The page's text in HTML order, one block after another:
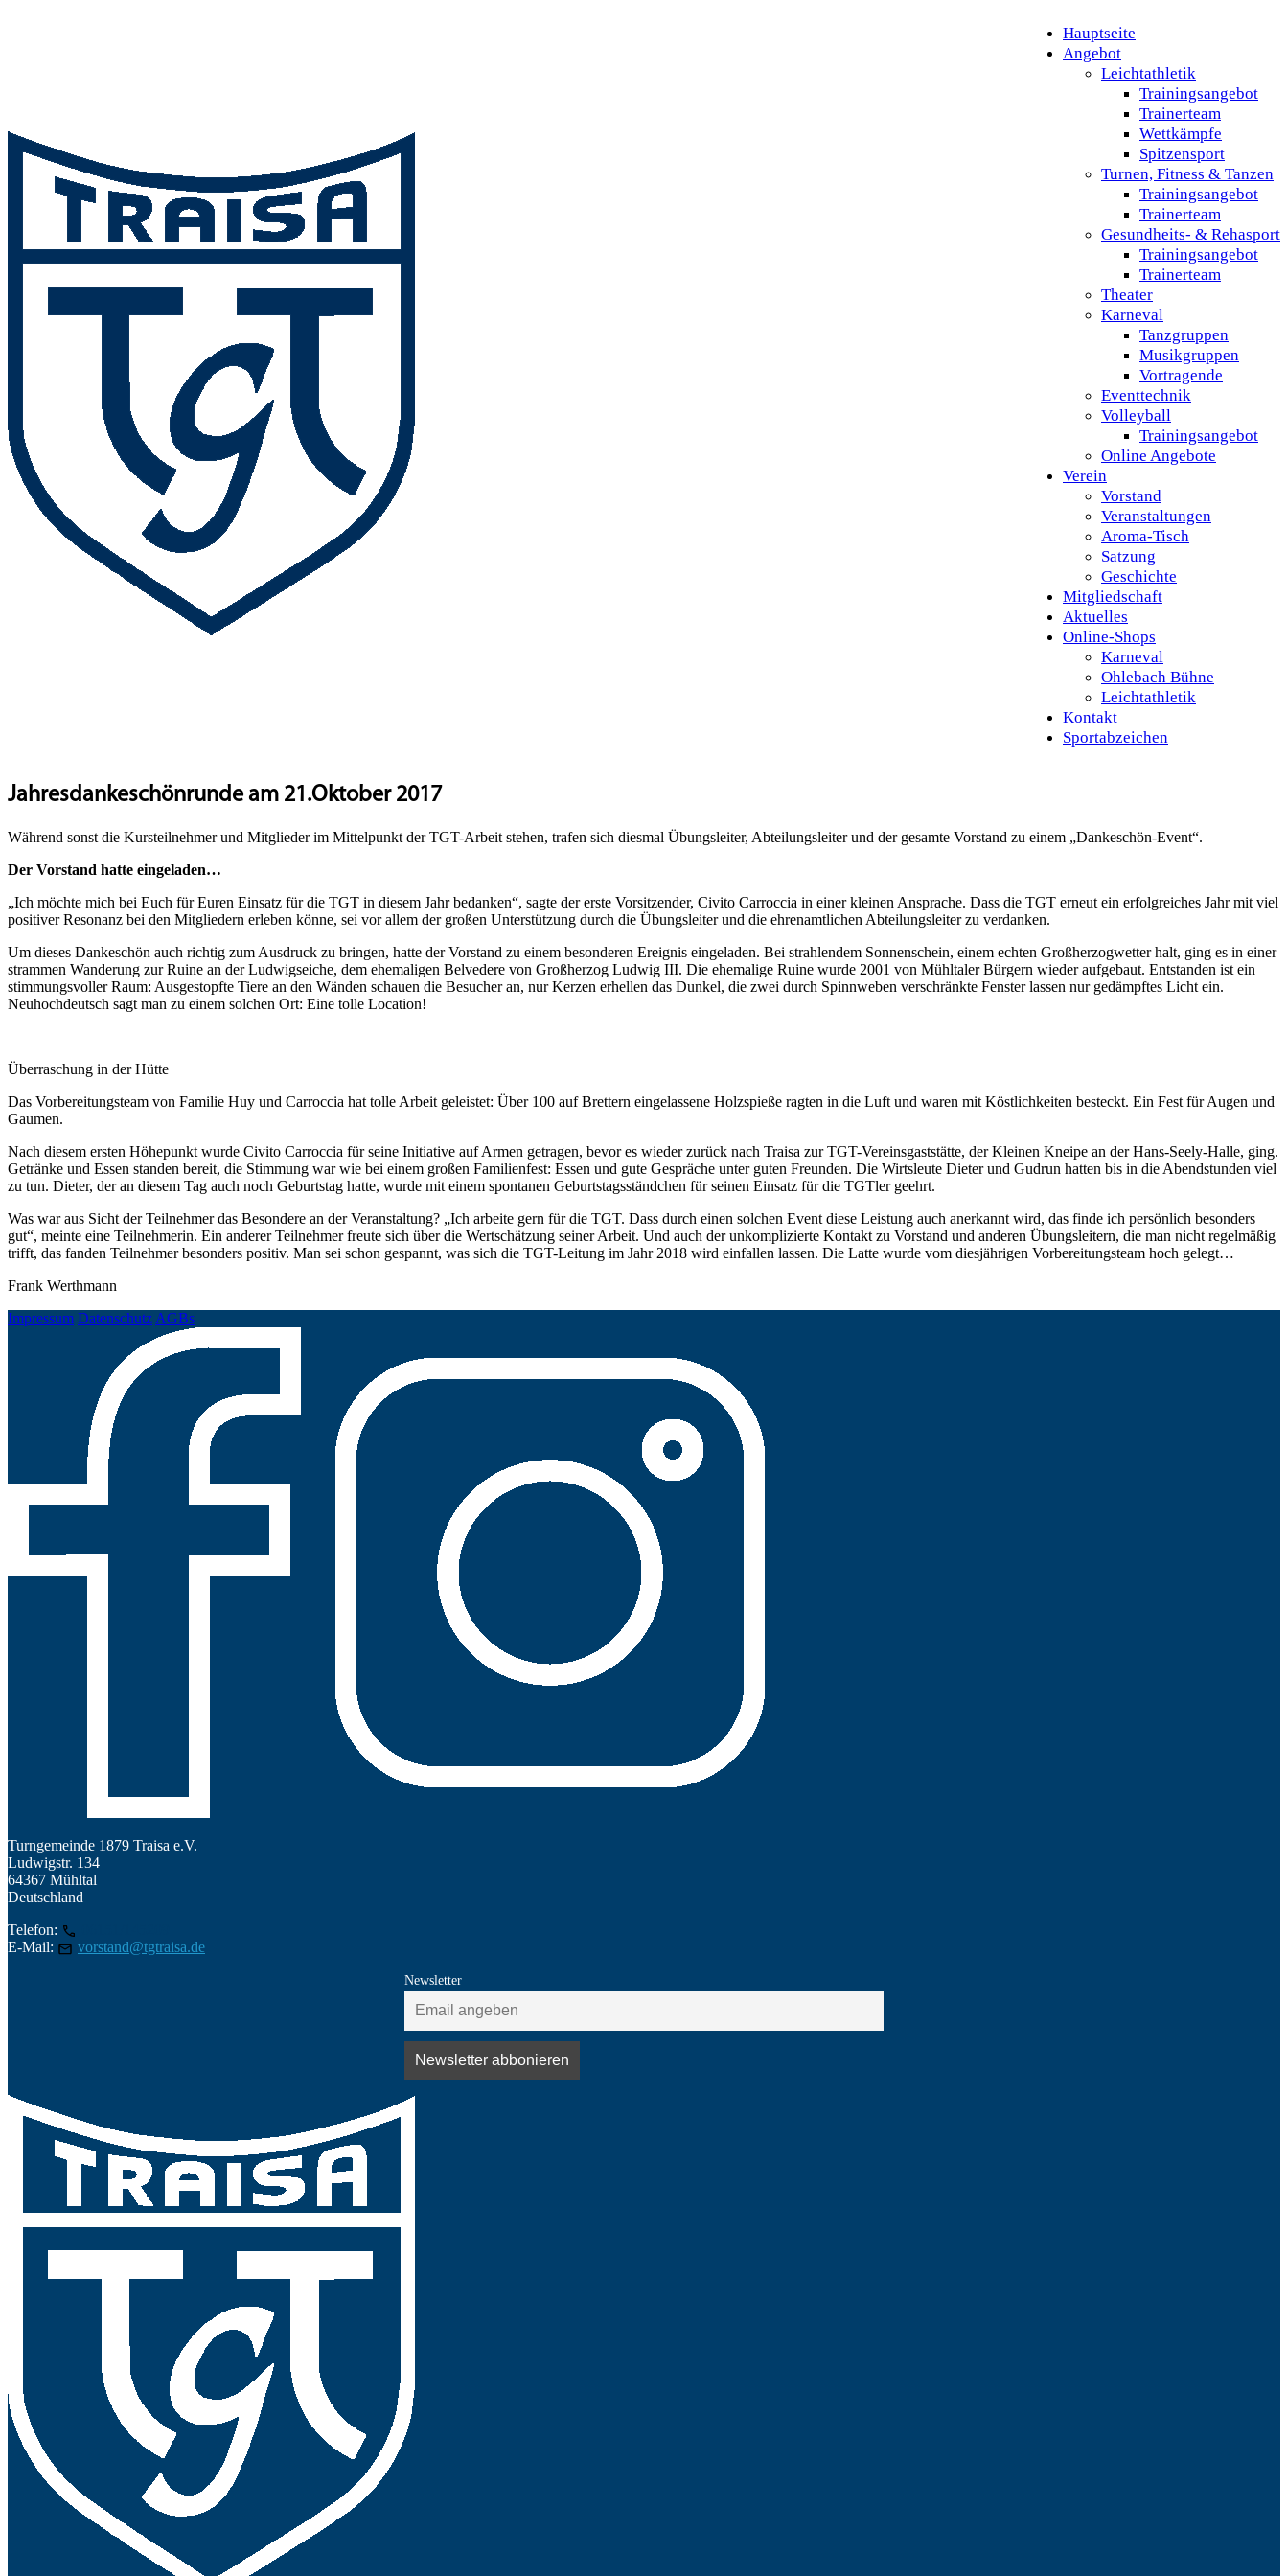
Hauptseite
Angebot
Leichtathletik
Trainingsangebot
Trainerteam
Wettkämpfe
Spitzensport
Turnen, Fitness & Tanzen
Trainingsangebot
Trainerteam
Gesundheits- & Rehasport
Trainingsangebot
Trainerteam
Theater
Karneval
Tanzgruppen
Musikgruppen
Vortragende
Eventtechnik
Volleyball
Trainingsangebot
Online Angebote
Verein
Vorstand
Veranstaltungen
Aroma-Tisch
Satzung
Geschichte
Mitgliedschaft
Aktuelles
Online-Shops
Karneval
Ohlebach Bühne
Leichtathletik
Kontakt
Sportabzeichen
Jahresdankeschönrunde am 21.Oktober 2017
Während sonst die Kursteilnehmer und Mitglieder im Mittelpunkt der TGT-Arbeit stehen, trafen sich diesmal Übungsleiter, Abteilungsleiter und der gesamte Vorstand zu einem „Dankeschön-Event“.
Der Vorstand hatte eingeladen…
„Ich möchte mich bei Euch für Euren Einsatz für die TGT in diesem Jahr bedanken“, sagte der erste Vorsitzender, Civito Carroccia in einer kleinen Ansprache. Dass die TGT erneut ein erfolgreiches Jahr mit viel
positiver Resonanz bei den Mitgliedern erleben könne, sei vor allem der großen Unterstützung durch die Übungsleiter und die ehrenamtlichen Abteilungsleiter zu verdanken.
Um dieses Dankeschön auch richtig zum Ausdruck zu bringen, hatte der Vorstand zu einem besonderen Ereignis eingeladen. Bei strahlendem Sonnenschein, einem echten Großherzogwetter halt, ging es in einer
strammen Wanderung zur Ruine an der Ludwigseiche, dem ehemaligen Belvedere von Großherzog Ludwig III. Die ehemalige Ruine wurde 2001 von Mühltaler Bürgern wieder aufgebaut. Entstanden ist ein
stimmungsvoller Raum: Ausgestopfte Tiere an den Wänden schauen die Besucher an, nur Kerzen erhellen das Dunkel, die zwei durch Spinnweben verschränkte Fenster lassen nur gedämpftes Licht ein.
Neuhochdeutsch sagt man zu einem solchen Ort: Eine tolle Location!
Überraschung in der Hütte
Das Vorbereitungsteam von Familie Huy und Carroccia hat tolle Arbeit geleistet: Über 100 auf Brettern eingelassene Holzspieße ragten in die Luft und waren mit Köstlichkeiten besteckt. Ein Fest für Augen und
Gaumen.
Nach diesem ersten Höhepunkt wurde Civito Carroccia für seine Initiative auf Armen getragen, bevor es wieder zurück nach Traisa zur TGT-Vereinsgaststätte, der Kleinen Kneipe an der Hans-Seely-Halle, ging.
Getränke und Essen standen bereit, die Stimmung war wie bei einem großen Familienfest: Essen und gute Gespräche unter guten Freunden. Die Wirtsleute Dieter und Gudrun hatten bis in die Abendstunden viel
zu tun. Dieter, der an diesem Tag auch noch Geburtstag hatte, wurde mit einem spontanen Geburtstagsständchen für seinen Einsatz für die TGTler geehrt.
Was war aus Sicht der Teilnehmer das Besondere an der Veranstaltung? „Ich arbeite gern für die TGT. Dass durch einen solchen Event diese Leistung auch anerkannt wird, das finde ich persönlich besonders
gut“, meinte eine Teilnehmerin. Ein anderer Teilnehmer freute sich über die Wertschätzung seiner Arbeit. Und auch der unkomplizierte Kontakt zu Vorstand und anderen Übungsleitern, die man nicht regelmäßig
trifft, das fanden Teilnehmer besonders positiv. Man sei schon gespannt, was sich die TGT-Leitung im Jahr 2018 wird einfallen lassen. Die Latte wurde vom diesjährigen Vorbereitungsteam hoch gelegt…
Frank Werthmann
Impressum Datenschutz AGBs
Turngemeinde 1879 Traisa e.V.
Ludwigstr. 134
64367 Mühltal
Deutschland
Telefon:
E-Mail:
vorstand@tgtraisa.de
Newsletter